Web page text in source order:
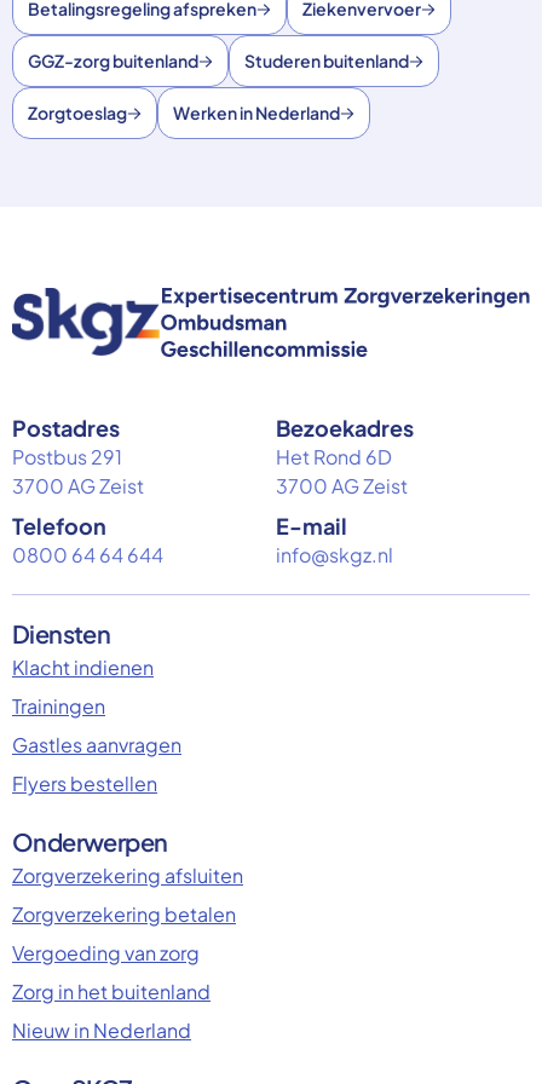
Betalingsregeling afspreken Ziekenvervoer
GGZ-zorg buitenland Studeren buitenland
Zorgtoeslag Werken in Nederland
Postadres
Postbus 291
3700 AG Zeist
Bezoekadres
Het Rond 6D
3700 AG Zeist
Telefoon
0800 64 64 644
E-mail
info@skgz.nl
Diensten
Klacht indienen
Trainingen
Gastles aanvragen
Flyers bestellen
Onderwerpen
Zorgverzekering afsluiten
Zorgverzekering betalen
Vergoeding van zorg
Zorg in het buitenland
Nieuw in Nederland